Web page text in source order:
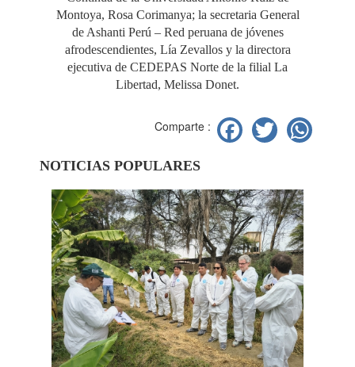
Montoya, Rosa Corimanya; la secretaria General
de Ashanti Perú – Red peruana de jóvenes
afrodescendientes, Lía Zevallos y la directora
ejecutiva de CEDEPAS Norte de la filial La
Libertad, Melissa Donet.
Comparte : Facebook
Twitter
NOTICIAS POPULARES